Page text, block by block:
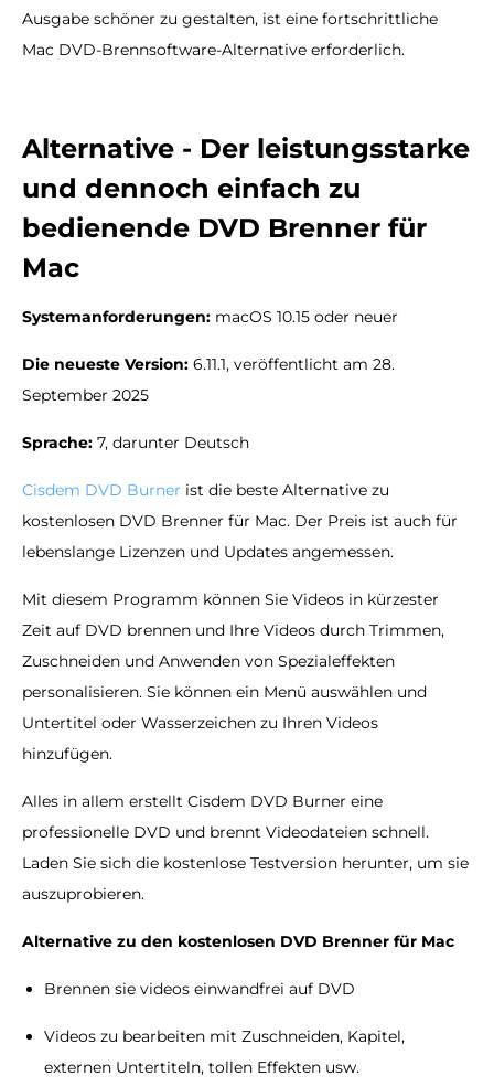
Ausgabe schöner zu gestalten, ist eine fortschrittliche
Mac DVD-Brennsoftware-Alternative erforderlich.
Alternative - Der leistungsstarke
und dennoch einfach zu
bedienende DVD Brenner für
Mac
Systemanforderungen: macOS 10.15 oder neuer
Die neueste Version: 6.11.1, veröffentlicht am 28.
September 2025
Sprache: 7, darunter Deutsch
Cisdem DVD Burner ist die beste Alternative zu
kostenlosen DVD Brenner für Mac. Der Preis ist auch für
lebenslange Lizenzen und Updates angemessen.
Mit diesem Programm können Sie Videos in kürzester
Zeit auf DVD brennen und Ihre Videos durch Trimmen,
Zuschneiden und Anwenden von Spezialeffekten
personalisieren. Sie können ein Menü auswählen und
Untertitel oder Wasserzeichen zu Ihren Videos
hinzufügen.
Alles in allem erstellt Cisdem DVD Burner eine
professionelle DVD und brennt Videodateien schnell.
Laden Sie sich die kostenlose Testversion herunter, um sie
auszuprobieren.
Alternative zu den kostenlosen DVD Brenner für Mac
Brennen sie videos einwandfrei auf DVD
Videos zu bearbeiten mit Zuschneiden, Kapitel,
externen Untertiteln, tollen Effekten usw.